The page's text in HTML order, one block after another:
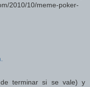
2010/10/meme-poker-
terminar si se vale) y